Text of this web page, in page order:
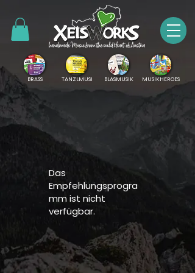
BRASS TANZLMUSI BLASMUSIK MUSIKHEROES
Das
Empfehlungsprogra
mm ist nicht
verfügbar.